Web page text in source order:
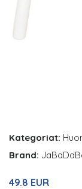
Kategoriat:
Brand:
49.8 EUR